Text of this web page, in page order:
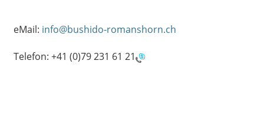
eMail: info@bushido-romanshorn.ch
Telefon: +41 (0)79 231 61 21